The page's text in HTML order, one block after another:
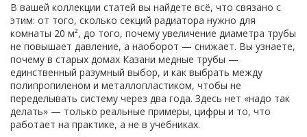
В вашей коллекции статей вы найдете всё, что связано с
этим: от того, сколько секций радиатора нужно для
комнаты 20 м², до того, почему увеличение диаметра трубы
не повышает давление, а наоборот — снижает. Вы узнаете,
почему в старых домах Казани медные трубы —
единственный разумный выбор, и как выбрать между
полипропиленом и металлопластиком, чтобы не
переделывать систему через два года. Здесь нет «надо так
делать» — только реальные примеры, цифры и то, что
работает на практике, а не в учебниках.